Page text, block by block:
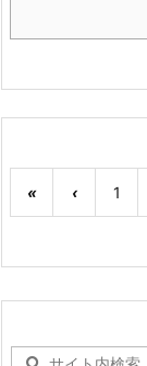
« ‹ 1